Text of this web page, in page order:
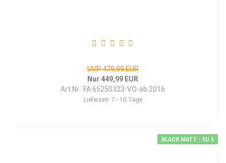
UVP 479,99 EUR
Nur 449,99 EUR
Art.Nr.: FA 65250323-VO-ab 2016
Lieferzeit: 7 - 10 Tage
BLACK MATT - EU 5